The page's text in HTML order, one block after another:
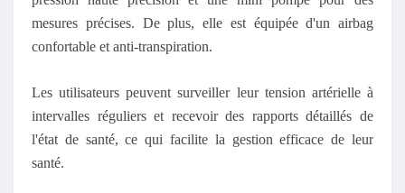
mesures précises. De plus, elle est équipée d'un airbag
confortable et anti-transpiration.
Les utilisateurs peuvent surveiller leur tension artérielle à
intervalles réguliers et recevoir des rapports détaillés de
l'état de santé, ce qui facilite la gestion efficace de leur
santé.